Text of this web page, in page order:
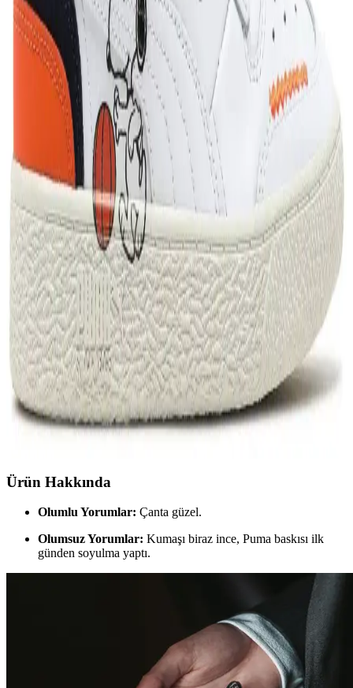
Puma ESS Logo Hoodie İncelemesi Spor ve Günlük
Kullanım İçin Uygun Tasarım ve Özellikler
Puma ESS Logo Hoodie, yüksek kaliteli kumaşı, çok renkli tasarımı
ve tüm sezon kullanım avantajlarıyla spor ve günlük yaşamda tercih
edilen şık ve fonksiyonel bir ürün.
Adidas Eşofman ve Keko Stili: Spor Giyim ve Moda
Dünyasındaki Teknolojik Yenilikler
Adidas eşofmanlar ve keko stili, Neo ve Original serileriyle spor
modasında rahatlık ve şıklığı bir araya getiriyor. BOOST teknolojisi
ve marka mirası, spor giyim trendlerini şekillendiriyor.
Puma Ultra Play FG/AG: Çok Yönlü ve Hafif
Futbol Ayakkabısı Teknolojisi
Puma Ultra Play FG/AG, hafif ve dayanıklı yapısıyla çok yönlü
kullanım sağlar, zemin uyumu ve konfor sunar, modern tasarımıyla
performansı yükseltir ve sahada fark yaratmak isteyenler için
idealdir.
Puma ve Peanuts İşbirliği Moda Dünyasında
Yenilikçi ve Eğlenceli Bir Adım
Puma ve Peanuts işbirliği, moda ve pop kültürünü bir araya getirerek
yenilikçi ve eğlenceli tasarımlar sunuyor. Sınırlı üretim
koleksiyonlar, nostalji ve modernliği harmanlayan detaylarla dikkat
Ürün Hakkında
Olumlu Yorumlar: Çanta güzel.
Olumsuz Yorumlar: Kumaşı biraz ince, Puma baskısı ilk
günden soyulma yaptı.